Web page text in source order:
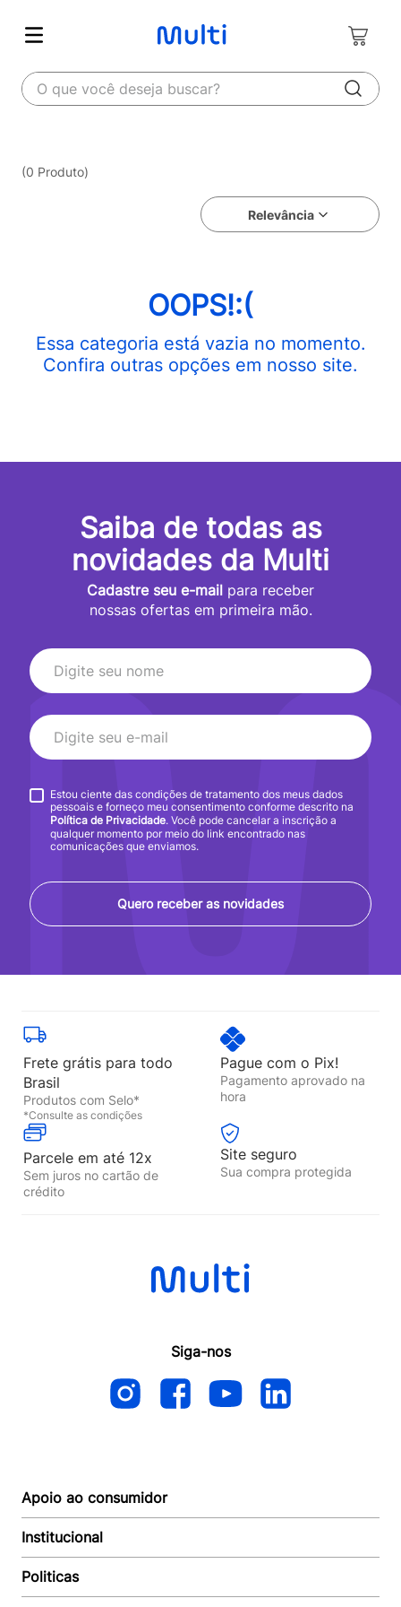
O que você deseja buscar?
0 Produto
Relevância
OOPS!
Saiba de todas as
novidades da Multi
Cadastre seu e-mail para receber
nossas ofertas em primeira mão.
Quero receber as novidades
Estou ciente das condições de tratamento dos meus dados
pessoais e forneço meu consentimento conforme descrito na
Política de Privacidade. Você pode cancelar a inscrição a
qualquer momento por meio do link encontrado nas
comunicações que enviamos.
Frete grátis para todo
Brasil
Produtos com Selo*
*Consulte as condições
Pague com o Pix!
Pagamento aprovado na
hora
Parcele em até 12x
Sem juros no cartão de
crédito
Site seguro
Sua compra protegida
Siga-nos
Apoio ao consumidor
Autoatendimento
Suporte e reparo
Acompanhar Entrega
Institucional
Quem somos
Revendedor
Politicas